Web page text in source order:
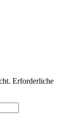
Erforderliche